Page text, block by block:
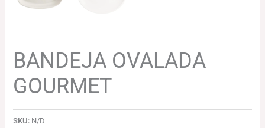
BANDEJA OVALADA
GOURMET
SKU: N/D